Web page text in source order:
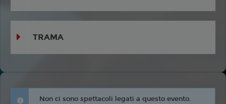
TRAMA
Non ci sono spettacoli legati a questo evento.